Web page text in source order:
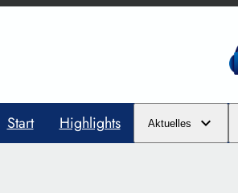
Start Highlights Aktuelles